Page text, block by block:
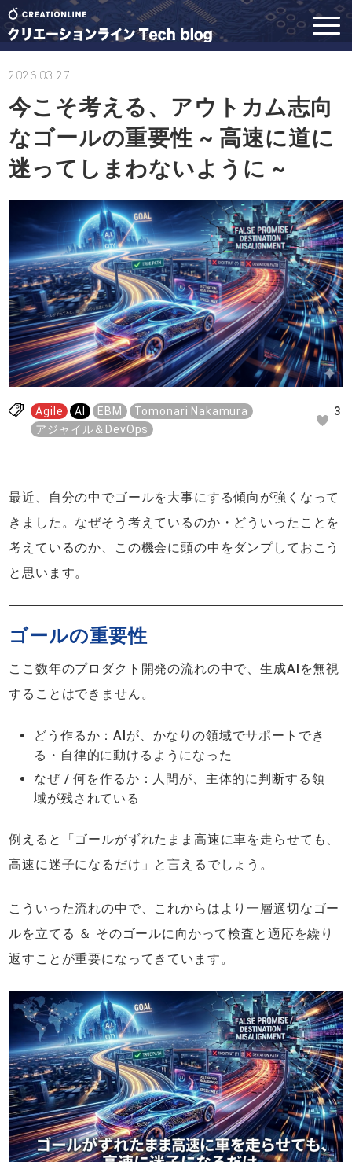
2026.03.27
今こそ考える、アウトカム志向
なゴールの重要性 ~ 高速に道に
迷ってしまわないように ~
Agile AI EBM
Tomonari Nakamura
アジャイル＆DevOps
3
最近、自分の中でゴールを大事にする傾向が強くなって
きました。なぜそう考えているのか・どういったことを
考えているのか、この機会に頭の中をダンプしておこう
と思います。
ゴールの重要性
ここ数年のプロダクト開発の流れの中で、生成AIを無視
することはできません。
どう作るか：AIが、かなりの領域でサポートでき
る・自律的に動けるようになった
なぜ / 何を作るか：人間が、主体的に判断する領
域が残されている
例えると「ゴールがずれたまま高速に車を走らせても、
高速に迷子になるだけ」と言えるでしょう。
こういった流れの中で、これからはより一層適切なゴー
ルを立てる ＆ そのゴールに向かって検査と適応を繰り
返すことが重要になってきています。